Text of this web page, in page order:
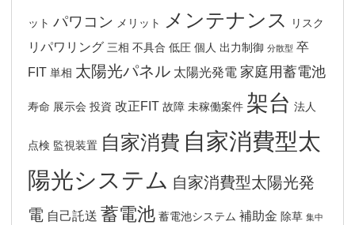
ット パワコン メリット メンテナンス リスク
リパワリング 三相 不具合 低圧 個人 出力制御 分散型 卒
FIT 単相 太陽光パネル 太陽光発電 家庭用蓄電池
寿命 展示会 投資 改正FIT 故障 未稼働案件 架台 法人
点検 監視装置 自家消費 自家消費型太
陽光システム 自家消費型太陽光発
電 自己託送 蓄電池 蓄電池システム 補助金 除草 集中